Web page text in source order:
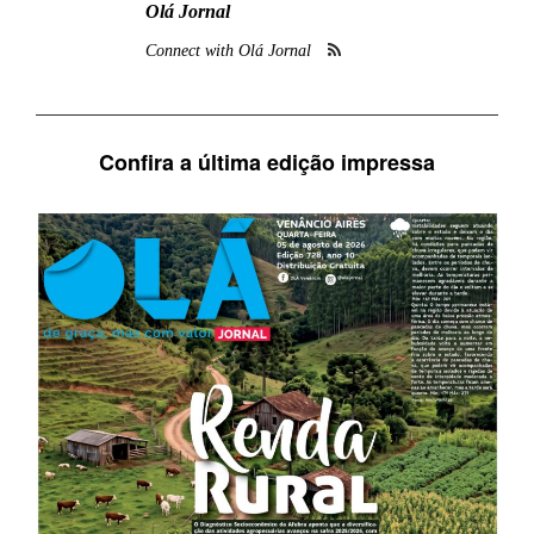
Olá Jornal
Connect with Olá Jornal
Confira a última edição impressa